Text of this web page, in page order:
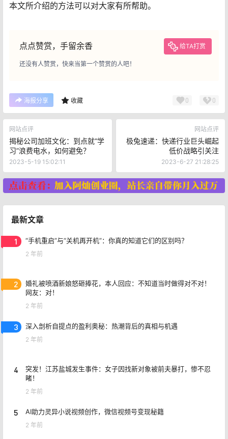
本文所介绍的方法可以对大家有所帮助。
点点赞赏，手留余香 给TA打赏
还没有人赞赏，快来当第一个赞赏的人吧！
海报分享 收藏 0 0
网站点评
揭秘公司加班文化：到点就“学
习”浪费电水，如何避免？
2023-5-19 15:02:11
网站点评
极兔速递：快递行业巨头崛起
低价战略引关注
2023-6-27 21:28:25
最新文章
1 “手机重启”与“关机再开机”：你真的知道它们的区别吗？
2 年前
2
婚礼被喷酒新娘怒砸捧花，本人回应：不知道当时做得对不对！
网友：对！
2 年前
3 深入剖析自提点的盈利奥秘：热潮背后的真相与机遇
2 年前
4
突发！江苏盐城发生事件：女子因找新对象被前夫暴打，惨不忍
睹！
2 年前
5 AI助力灵异小说视频创作，微信视频号变现秘籍
2 年前